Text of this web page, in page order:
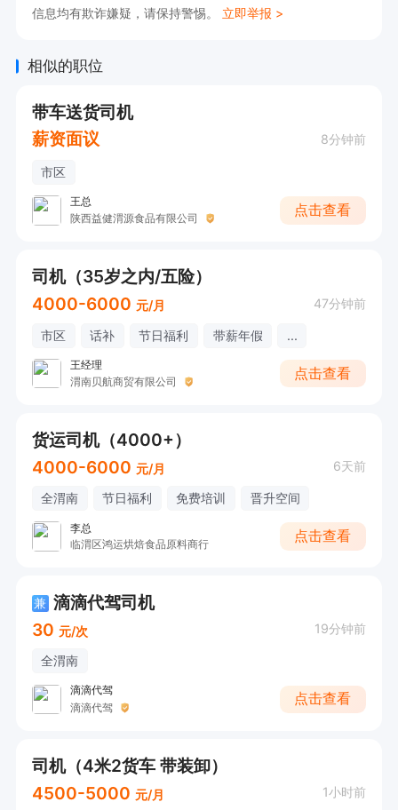
信息均有欺诈嫌疑，请保持警惕。 立即举报 >
相似的职位
带车送货司机
薪资面议
8分钟前
市区
王总
陕西益健渭源食品有限公司
点击查看
司机（35岁之内/五险）
4000-6000 元/月 47分钟前
市区 话补 节日福利 带薪年假 ...
王经理
渭南贝航商贸有限公司
点击查看
货运司机（4000+）
4000-6000 元/月 6天前
全渭南 节日福利 免费培训 晋升空间
李总
临渭区鸿运烘焙食品原料商行
点击查看
兼 滴滴代驾司机
30 元/次 19分钟前
全渭南
滴滴代驾
滴滴代驾
点击查看
司机（4米2货车 带装卸）
4500-5000 元/月 1小时前